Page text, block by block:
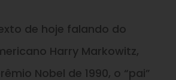
de hoje falando do
Harry Markowitz,
Nobel de 1990, o “pai”